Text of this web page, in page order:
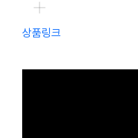
상품링크